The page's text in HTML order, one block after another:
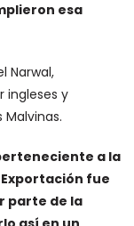
esa
Narwal,
ingleses y
a la
fue
parte de la